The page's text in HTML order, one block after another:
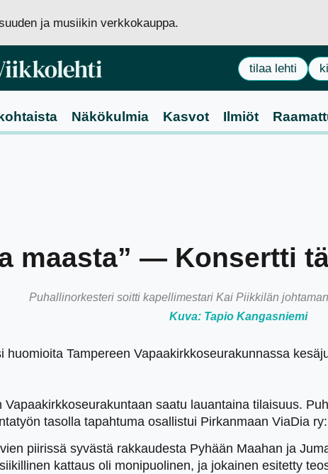
ja musiikin verkkokauppa.
tilaa lehti
Näkökulmia Kasvot Ilmiöt
maasta” — Konsertti
Puhallinorkesteri soitti kapellimestari Kai Piikkilän
Kuva: Tapio Kangasniemi
huomioita Tampereen Vapaakirkkoseurakunnassa
saatu lauantaina tilaisuus.
tasolla tapahtuma osallistui Pirkanmaan ViaDia
piirissä syvästä rakkaudesta Pyhään Maahan ja
kattaus oli monipuolinen, ja jokainen esitetty